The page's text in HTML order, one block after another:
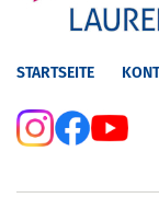
STARTSEITE